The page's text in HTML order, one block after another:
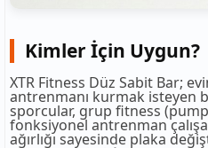
Kimler İçin Uygun?
XTR Fitness Düz Sabit Bar;
antrenmanı kurmak isteyen
sporcular, grup fitness
fonksiyonel antrenman
ağırlığı sayesinde plaka